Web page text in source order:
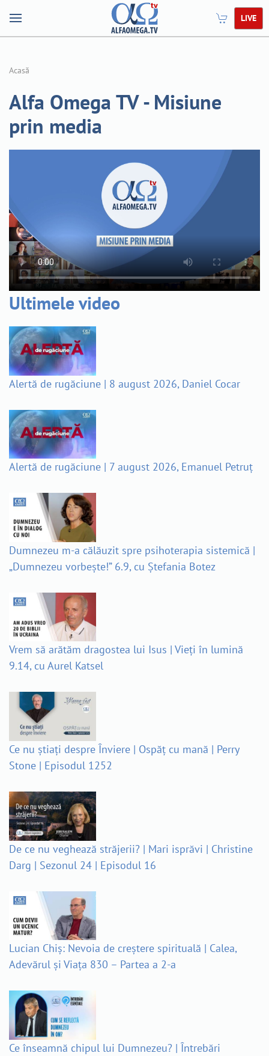
LIVE
Acasă
Alfa Omega TV - Misiune
prin media
Ultimele video
Alertă de rugăciune | 8 august 2026, Daniel Cocar
Alertă de rugăciune | 7 august 2026, Emanuel Petruț
Dumnezeu m-a călăuzit spre psihoterapia sistemică |
„Dumnezeu vorbește!” 6.9, cu Ștefania Botez
Vrem să arătăm dragostea lui Isus | Vieți în lumină
9.14, cu Aurel Katsel
Ce nu știați despre Înviere | Ospăț cu mană | Perry
Stone | Episodul 1252
De ce nu veghează străjerii? | Mari isprăvi | Christine
Darg | Sezonul 24 | Episodul 16
Lucian Chiș: Nevoia de creștere spirituală | Calea,
Adevărul și Viața 830 – Partea a 2-a
Ce înseamnă chipul lui Dumnezeu? | Întrebări